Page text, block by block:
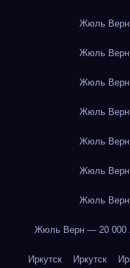
Жюль Верн
Жюль Верн
Жюль Верн
Жюль Верн
Жюль Верн
Жюль Верн
Жюль Верн
Жюль Верн — 20 000
Иркутск Иркутск